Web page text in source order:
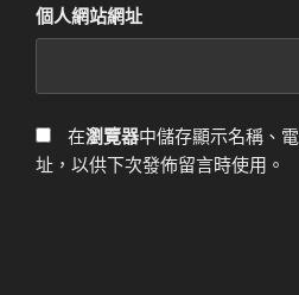
個人網站網址
在瀏覽器中儲存顯示名稱、
址，以供下次發佈留言時使用。